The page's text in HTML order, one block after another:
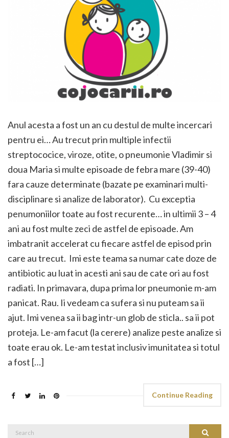
Anul acesta a fost un an cu destul de multe incercari
pentru ei… Au trecut prin multiple infectii
streptococice, viroze, otite, o pneumonie Vladimir si
doua Maria si multe episoade de febra mare (39-40)
fara cauze determinate (bazate pe examinari multi-
disciplinare si analize de laborator). Cu exceptia
penumoniilor toate au fost recurente… in ultimii 3 – 4
ani au fost multe zeci de astfel de episoade. Am
imbatranit accelerat cu fiecare astfel de episod prin
care au trecut. Imi este teama sa numar cate doze de
antibiotic au luat in acesti ani sau de cate ori au fost
radiati. In primavara, dupa prima lor pneumonie m-am
panicat. Rau. Ii vedeam ca sufera si nu puteam sa ii
ajut. Imi venea sa ii bag intr-un glob de sticla.. sa ii pot
proteja. Le-am facut (la cerere) analize peste analize si
toate erau ok. Le-am testat inclusiv imunitatea si totul
a fost […]
Continue Reading
Search